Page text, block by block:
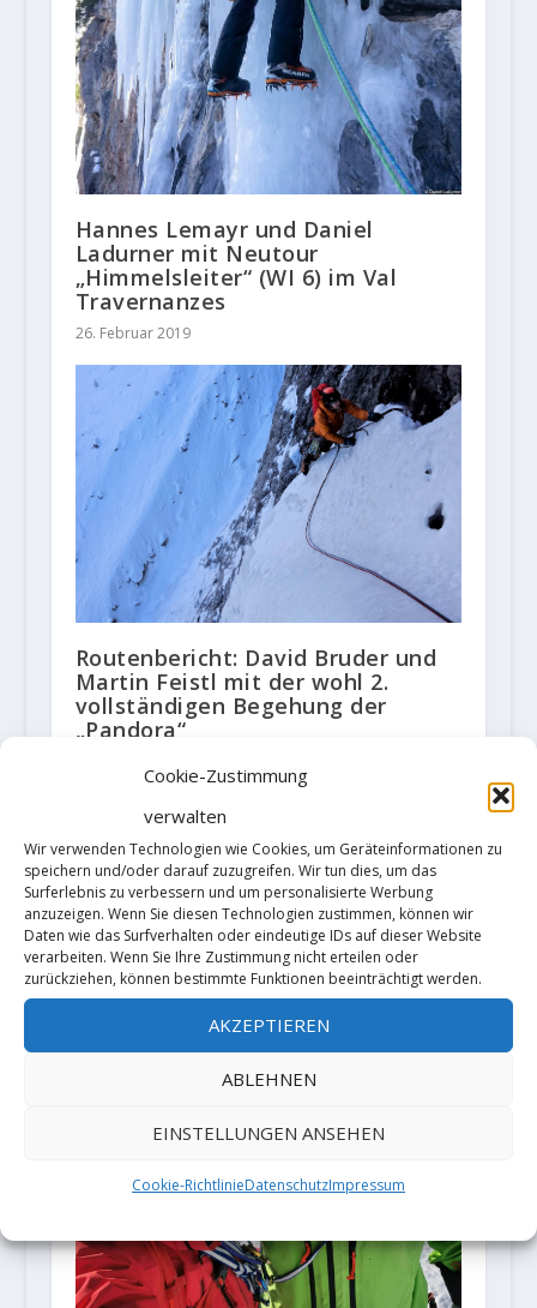
Cookie-Zustimmung
verwalten
Wir verwenden Technologien wie Cookies, um Geräteinformationen zu
speichern und/oder darauf zuzugreifen. Wir tun dies, um das
Surferlebnis zu verbessern und um personalisierte Werbung
anzuzeigen. Wenn Sie diesen Technologien zustimmen, können wir
Daten wie das Surfverhalten oder eindeutige IDs auf dieser Website
verarbeiten. Wenn Sie Ihre Zustimmung nicht erteilen oder
zurückziehen, können bestimmte Funktionen beeinträchtigt werden.
AKZEPTIEREN
ABLEHNEN
EINSTELLUNGEN ANSEHEN
Cookie-RichtlinieDatenschutzImpressum
Hannes Lemayr und Daniel
Ladurner mit Neutour
„Himmelsleiter“ (WI 6) im Val
Travernanzes
26. Februar 2019
Routenbericht: David Bruder und
Martin Feistl mit der wohl 2.
vollständigen Begehung der
„Pandora“